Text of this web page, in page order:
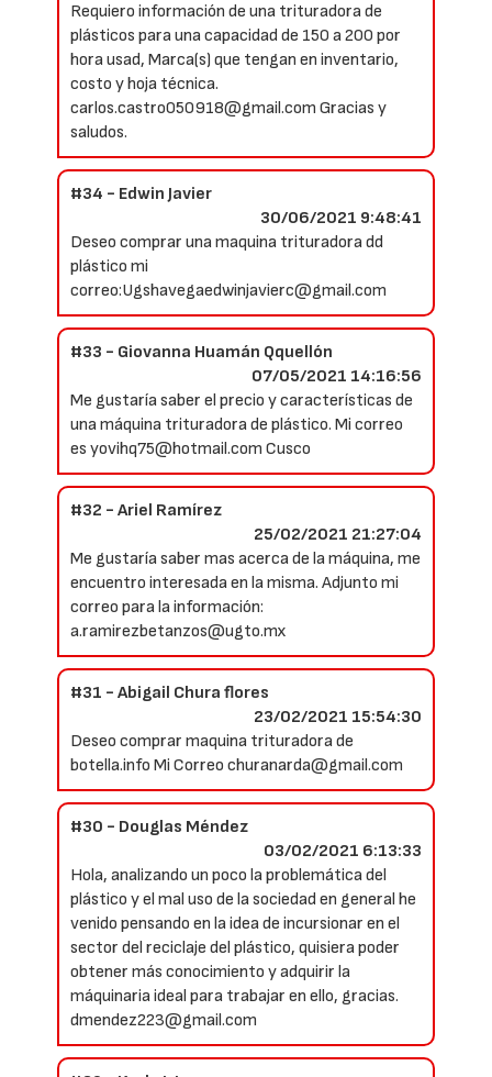
Requiero información de una trituradora de
plásticos para una capacidad de 150 a 200 por
hora usad, Marca(s) que tengan en inventario,
costo y hoja técnica.
carlos.castro050918@gmail.com Gracias y
saludos.
#34 - Edwin Javier
30/06/2021 9:48:41
Deseo comprar una maquina trituradora dd
plástico mi
correo:Ugshavegaedwinjavierc@gmail.com
#33 - Giovanna Huamán Qquellón
07/05/2021 14:16:56
Me gustaría saber el precio y características de
una máquina trituradora de plástico. Mi correo
es yovihq75@hotmail.com Cusco
#32 - Ariel Ramírez
25/02/2021 21:27:04
Me gustaría saber mas acerca de la máquina, me
encuentro interesada en la misma. Adjunto mi
correo para la información:
a.ramirezbetanzos@ugto.mx
#31 - Abigail Chura flores
23/02/2021 15:54:30
Deseo comprar maquina trituradora de
botella.info Mi Correo churanarda@gmail.com
#30 - Douglas Méndez
03/02/2021 6:13:33
Hola, analizando un poco la problemática del
plástico y el mal uso de la sociedad en general he
venido pensando en la idea de incursionar en el
sector del reciclaje del plástico, quisiera poder
obtener más conocimiento y adquirir la
máquinaria ideal para trabajar en ello, gracias.
dmendez223@gmail.com